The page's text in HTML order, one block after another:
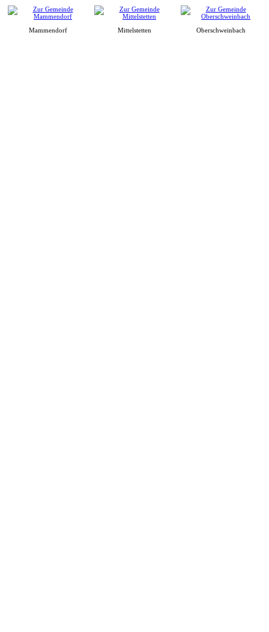
Mammendorf Mittelstetten Oberschweinbach